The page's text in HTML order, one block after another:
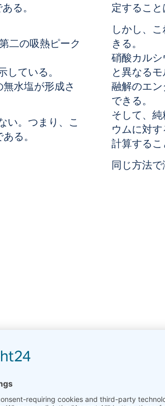
る。
二の吸熱ピーク
している。
水塩が形成さ
い。つまり、こ
る。
定すること
しかし、
きる。
硝酸カル
と異なる
融解のエン
できる。
そして、
ウムに対
計算するこ
同じ方法